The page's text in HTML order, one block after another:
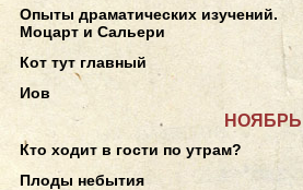
Опыты драматических изучений.
Моцарт и Сальери
Кот тут главный
Иов
НОЯБРЬ
Кто ходит в гости по утрам?
Плоды небытия